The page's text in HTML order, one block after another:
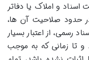
و املاک یا دفاتر
حدود صلاحیت آن ها،
رسمی، از اعتبار بسیار
و تا زمانی که به موجب